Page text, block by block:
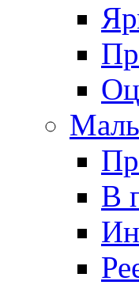
В